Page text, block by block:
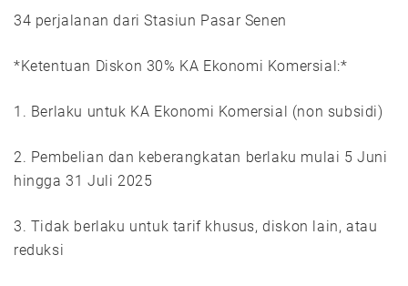
34 perjalanan dari Stasiun Pasar Senen
*Ketentuan Diskon 30% KA Ekonomi Komersial:*
1. Berlaku untuk KA Ekonomi Komersial (non subsidi)
2. Pembelian dan keberangkatan berlaku mulai 5 Juni
hingga 31 Juli 2025
3. Tidak berlaku untuk tarif khusus, diskon lain, atau
reduksi